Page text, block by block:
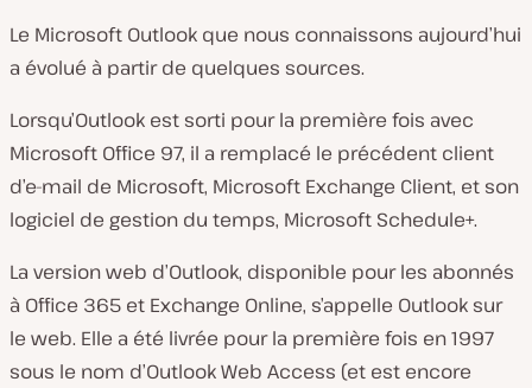
Le Microsoft Outlook que nous connaissons aujourd’hui
a évolué à partir de quelques sources.
Lorsqu’Outlook est sorti pour la première fois avec
Microsoft Office 97, il a remplacé le précédent client
d’e-mail de Microsoft, Microsoft Exchange Client, et son
logiciel de gestion du temps, Microsoft Schedule+.
La version web d’Outlook, disponible pour les abonnés
à Office 365 et Exchange Online, s’appelle Outlook sur
le web. Elle a été livrée pour la première fois en 1997
sous le nom d’Outlook Web Access (et est encore